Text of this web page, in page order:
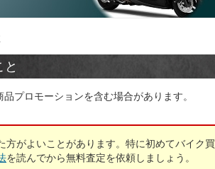
プロモーションを含む場合があります。
がよいことがあります。特に初めてバイク買
を読んでから無料査定を依頼しましょう。